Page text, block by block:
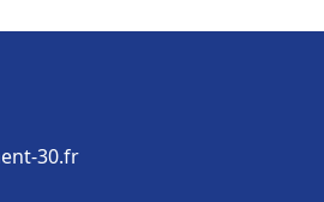
30.fr